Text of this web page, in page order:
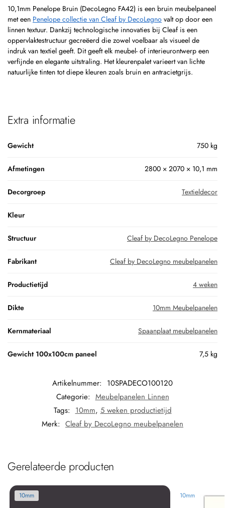
10,1mm Penelope Bruin (DecoLegno FA42) is een bruin meubelpaneel
met een Penelope collectie van Cleaf by DecoLegno valt op door een
linnen textuur. Dankzij technologische innovaties bij Cleaf is een
oppervlaktestructuur gecreëerd die zowel voelbaar als visueel de
indruk van textiel geeft. Dit geeft elk meubel- of interieurontwerp een
verfijnde en elegante uitstraling. Het kleurenpalet varieert van lichte
natuurlijke tinten tot diepe kleuren zoals bruin en antracietgrijs.
Extra informatie
Gewicht 750 kg
Afmetingen 2800 × 2070 × 10,1 mm
Decorgroep Textieldecor
Kleur
Structuur Cleaf by DecoLegno Penelope
Fabrikant Cleaf by DecoLegno meubelpanelen
Productietijd 4 weken
Dikte 10mm Meubelpanelen
Kernmateriaal Spaanplaat meubelpanelen
Gewicht 100x100cm paneel 7,5 kg
Artikelnummer: 10SPADECO100120
Categorie: Meubelpanelen Linnen
Tags: 10mm, 5 weken productietijd
Merk: Cleaf by DecoLegno meubelpanelen
Gerelateerde producten
10mm 10mm